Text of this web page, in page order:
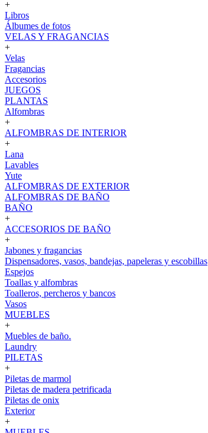
+
Libros
Álbumes de fotos
VELAS Y FRAGANCIAS
+
Velas
Fragancias
Accesorios
JUEGOS
PLANTAS
Alfombras
+
ALFOMBRAS DE INTERIOR
+
Lana
Lavables
Yute
ALFOMBRAS DE EXTERIOR
ALFOMBRAS DE BAÑO
BAÑO
+
ACCESORIOS DE BAÑO
+
Jabones y fragancias
Dispensadores, vasos, bandejas, papeleras y escobillas
Espejos
Toallas y alfombras
Toalleros, percheros y bancos
Vasos
MUEBLES
+
Muebles de baño.
Laundry
PILETAS
+
Piletas de marmol
Piletas de madera petrificada
Piletas de onix
Exterior
+